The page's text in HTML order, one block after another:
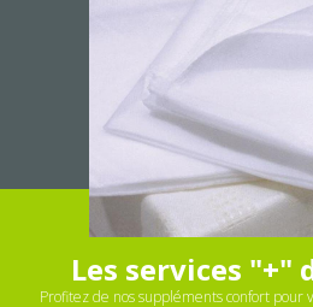
Les services "+"
Profitez de nos suppléments confort pour